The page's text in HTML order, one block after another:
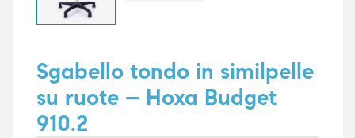
Sgabello tondo in similpelle
su ruote – Hoxa Budget
910.2